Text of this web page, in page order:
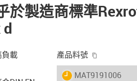
製造商標準
d
載
產品料號
igus-icon-lieferzeit
MAT9191006